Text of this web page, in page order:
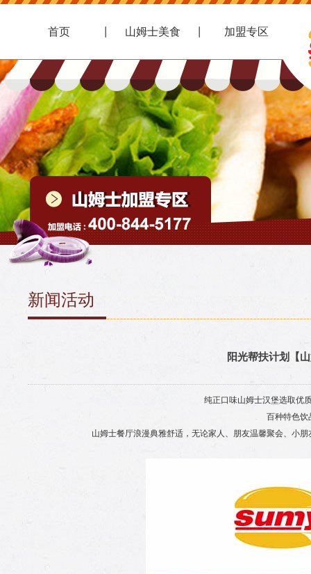
首页 山姆士美食 加盟专区
新闻活动
阳光帮扶计划【
纯正口味山姆士汉堡选取优
百种特色饮
山姆士餐厅浪漫典雅舒适，无论家人、朋友温馨聚会、小